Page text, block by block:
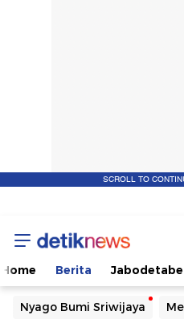
SCROLL TO
Home Berita
Nyago Bumi Sriwijaya